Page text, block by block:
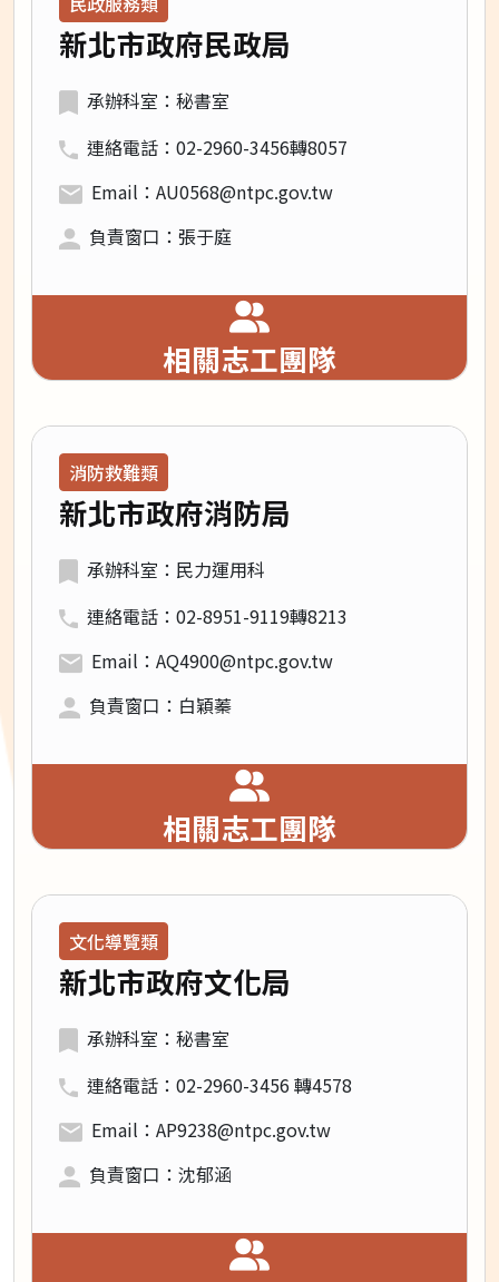
新北市政府民政局
承辦科室：秘書室
連絡電話：02-2960-3456轉8057
Email：AU0568@ntpc.gov.tw
負責窗口：張于庭
相關志工團隊
領域類別：
消防救難類
新北市政府消防局
承辦科室：民力運用科
連絡電話：02-8951-9119轉8213
Email：AQ4900@ntpc.gov.tw
負責窗口：白穎蓁
相關志工團隊
領域類別：
文化導覽類
新北市政府文化局
承辦科室：秘書室
連絡電話：02-2960-3456 轉4578
Email：AP9238@ntpc.gov.tw
負責窗口：沈郁涵